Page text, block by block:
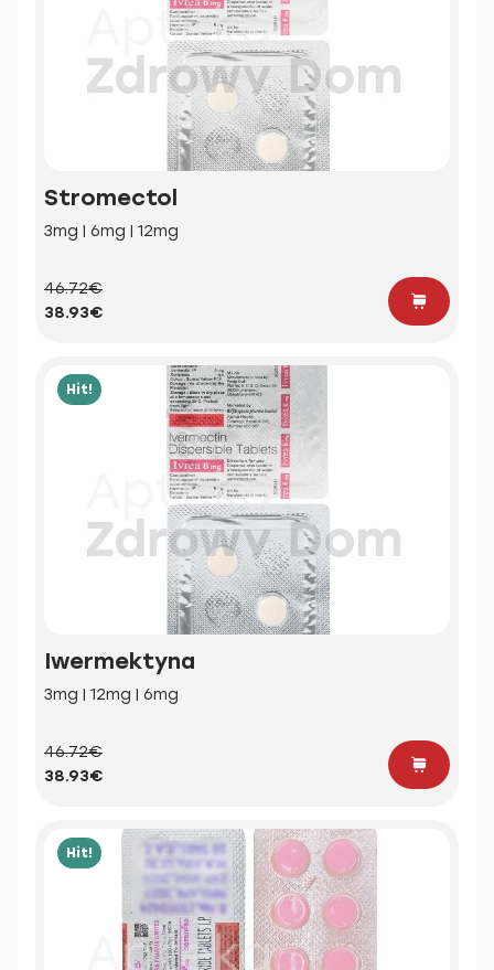
Stromectol
3mg | 6mg | 12mg
46.72€
38.93€
Hit!
Iwermektyna
3mg | 12mg | 6mg
46.72€
38.93€
Hit!